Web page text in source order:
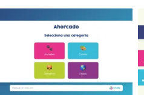
El ahorcado